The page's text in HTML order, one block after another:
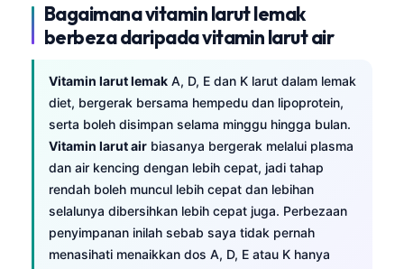
Bagaimana vitamin larut lemak
berbeza daripada vitamin larut air
Vitamin larut lemak A, D, E dan K larut dalam lemak
diet, bergerak bersama hempedu dan lipoprotein,
serta boleh disimpan selama minggu hingga bulan.
Vitamin larut air biasanya bergerak melalui plasma
dan air kencing dengan lebih cepat, jadi tahap
rendah boleh muncul lebih cepat dan lebihan
selalunya dibersihkan lebih cepat juga. Perbezaan
penyimpanan inilah sebab saya tidak pernah
menasihati menaikkan dos A, D, E atau K hanya